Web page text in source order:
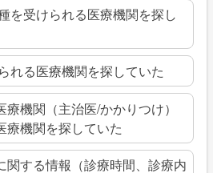
を受けられる医療機関を探し
れる医療機関を探していた
機関（主治医/かかりつけ）
療機関を探していた
関する情報（診療時間、診療内